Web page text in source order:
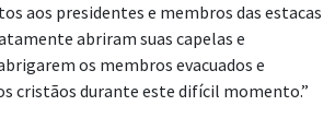
aos presidentes e membros das estacas
abriram suas capelas e
os membros evacuados e
cristãos durante este difícil momento.”